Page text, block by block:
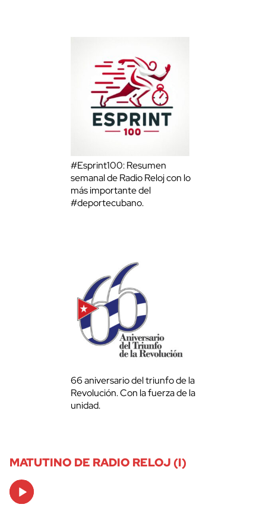
#Esprint100: Resumen
semanal de Radio Reloj con lo
más importante del
#deportecubano.
66 aniversario del triunfo de la
Revolución. Con la fuerza de la
unidad.
MATUTINO DE RADIO RELOJ (I)
Audio
Player